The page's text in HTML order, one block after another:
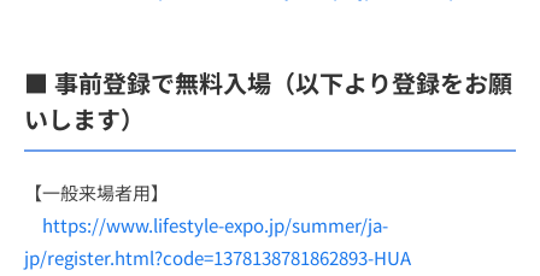
■ 事前登録で無料入場（以下より登録をお願
いします）
【一般来場者用】
https://www.lifestyle-expo.jp/summer/ja-
jp/register.html?code=1378138781862893-HUA